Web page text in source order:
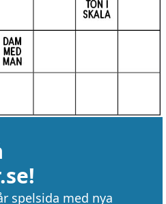
spelsida med nya